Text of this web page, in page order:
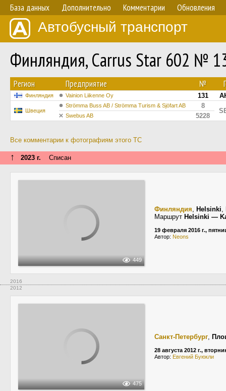
База данных Дополнительно Комментарии Обновления
Автобусный транспорт
Финляндия, Carrus Star 602 №
Регион Предприятие №
Финляндия Vainion Liikenne Oy 131
Швеция
Strömma Buss AB / Strömma Turism & Sjöfart AB 8
Swebus AB 5228
Все комментарии к фотографиям этого ТС
↑ 2023 г. Списан
449
Финляндия, Helsinki,
Маршрут Helsinki —
19 февраля 2016 г.,
Автор: Neons
2016
2012
475
Санкт-Петербург,
28 августа 2012 г.,
Автор: Евгений Буюкли